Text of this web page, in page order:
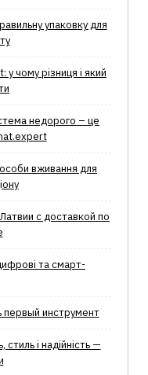
упаковку для
чому різниця і який
недорого – це
вживання для
с доставкой по
та смарт-
первый инструмент
і надійність —